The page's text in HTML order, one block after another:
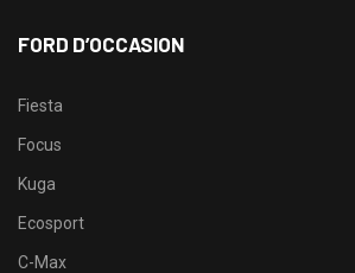
FORD D’OCCASION
Fiesta
Focus
Kuga
Ecosport
C-Max